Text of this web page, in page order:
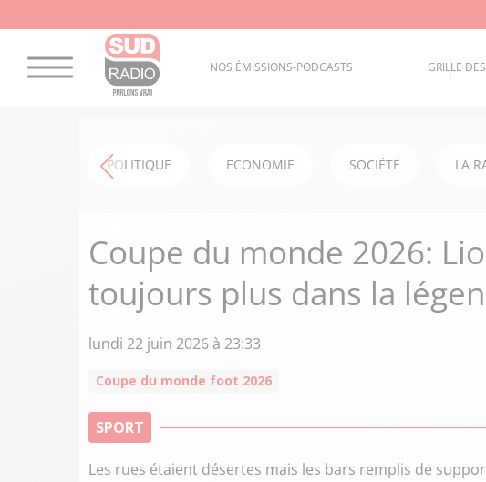
NOS ÉMISSIONS-PODCASTS GRILLE
POLITIQUE ECONOMIE SOCIÉTÉ LA
Coupe du monde 2026:
toujours plus dans la
lundi 22 juin 2026 à 23:33
Coupe du monde foot 2026
SPORT
Les rues étaient désertes mais les bars remplis de